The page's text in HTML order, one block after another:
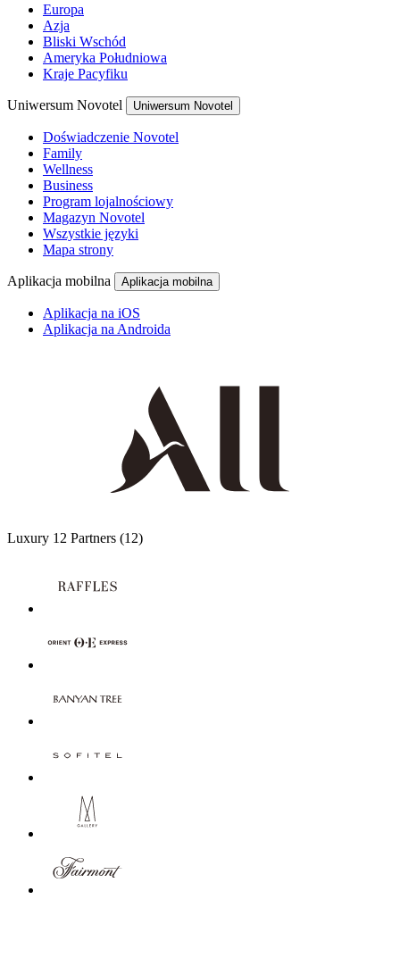
Europa
Azja
Bliski Wschód
Ameryka Południowa
Kraje Pacyfiku
Uniwersum Novotel Uniwersum Novotel
Doświadczenie Novotel
Family
Wellness
Business
Program lojalnościowy
Magazyn Novotel
Wszystkie języki
Mapa strony
Aplikacja mobilna Aplikacja mobilna
Aplikacja na iOS
Aplikacja na Androida
Luxury 12 Partners (12)